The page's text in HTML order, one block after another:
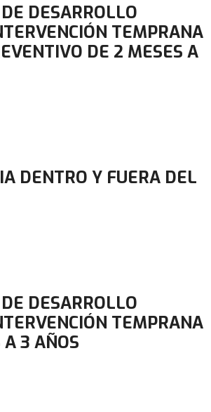
DESARROLLO
TEMPRANA
DE 2 MESES A
DENTRO Y FUERA DEL
DESARROLLO
TEMPRANA
3 AÑOS